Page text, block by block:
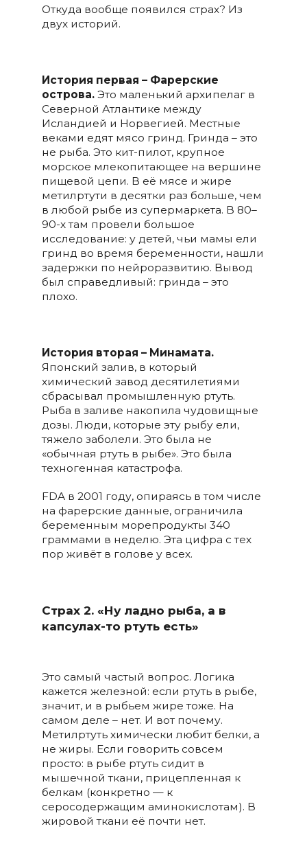
Откуда вообще появился страх? Из
двух историй.
История первая – Фарерские
острова.Это маленький архипелаг в
Северной Атлантике между
Исландией и Норвегией. Местные
веками едят мясо гринд. Гринда – это
не рыба. Это кит-пилот, крупное
морское млекопитающее на вершине
пищевой цепи. В её мясе и жире
метилртути в десятки раз больше, чем
в любой рыбе из супермаркета. В 80–
90-х там провели большое
исследование: у детей, чьи мамы ели
гринд во время беременности, нашли
задержки по нейроразвитию. Вывод
был справедливый: гринда – это
плохо.
История вторая – Минамата.
Японский залив, в который
химический завод десятилетиями
сбрасывал промышленную ртуть.
Рыба в заливе накопила чудовищные
дозы. Люди, которые эту рыбу ели,
тяжело заболели. Это была не
«обычная ртуть в рыбе». Это была
техногенная катастрофа.
FDA в 2001 году, опираясь в том числе
на фарерские данные, ограничила
беременным морепродукты 340
граммами в неделю. Эта цифра с тех
пор живёт в голове у всех.
Страх 2. «Ну ладно рыба, а в
капсулах-то ртуть есть»
Это самый частый вопрос. Логика
кажется железной: если ртуть в рыбе,
значит, и в рыбьем жире тоже. На
самом деле – нет. И вот почему.
Метилртуть химически любит белки, а
не жиры. Если говорить совсем
просто: в рыбе ртуть сидит в
мышечной ткани, прицепленная к
белкам (конкретно — к
серосодержащим аминокислотам). В
жировой ткани её почти нет.